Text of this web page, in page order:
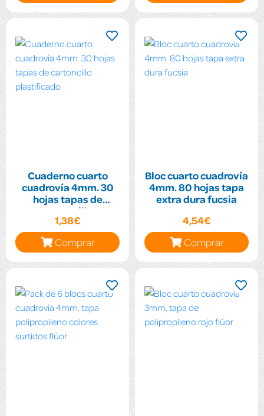
Cuaderno cuarto
cuadrovía 4mm. 30
hojas tapas de
cartoncillo
plastificado
1,38€
Comprar
Bloc cuarto cuadrovía
4mm. 80 hojas tapa
extra dura fucsia
4,54€
Comprar